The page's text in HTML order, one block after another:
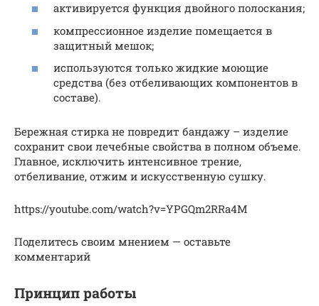
активируется функция двойного полоскания;
компрессионное изделие помещается в
защитный мешок;
используются только жидкие моющие
средства (без отбеливающих компонентов в
составе).
Бережная стирка не повредит бандажу – изделие
сохранит свои лечебные свойства в полном объеме.
Главное, исключить интенсивное трение,
отбеливание, отжим и искусственную сушку.
https://youtube.com/watch?v=YPGQm2RRa4M
Поделитесь своим мнением — оставьте
комментарий
Принцип работы